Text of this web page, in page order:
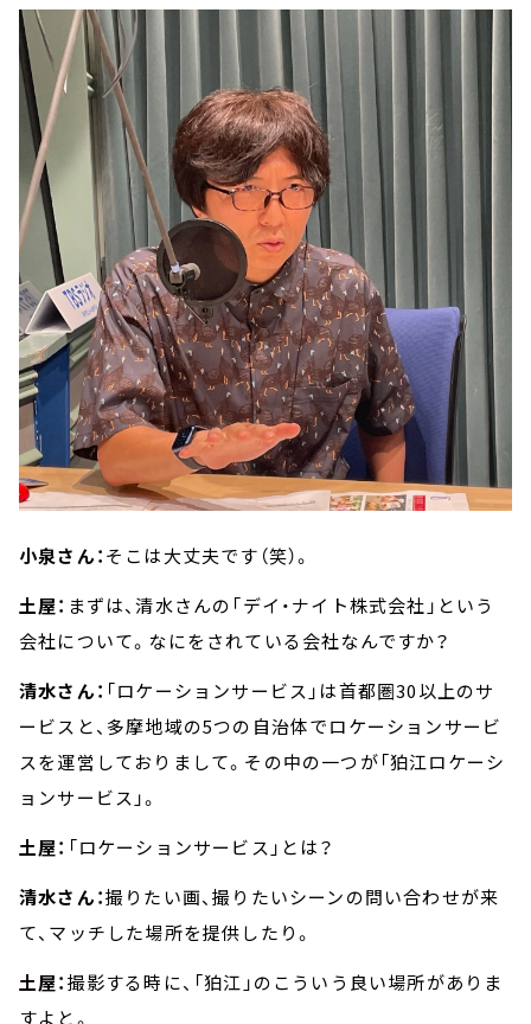
小泉さん：そこは大丈夫です（笑）。
土屋： まずは、清水さんの「デイ・ナイト株式会社」という
会社について。なにをされている会社なんですか？
清水さん： 「ロケーションサービス」は首都圏30以上のサ
ービスと、多摩地域の5つの自治体でロケーションサービ
スを運営しておりまして。その中の一つが「狛江ロケーシ
ョンサービス」。
土屋： 「ロケーションサービス」とは？
清水さん：撮りたい画、撮りたいシーンの問い合わせが来
て、マッチした場所を提供したり。
土屋：撮影する時に、「狛江」のこういう良い場所がありま
すよと。